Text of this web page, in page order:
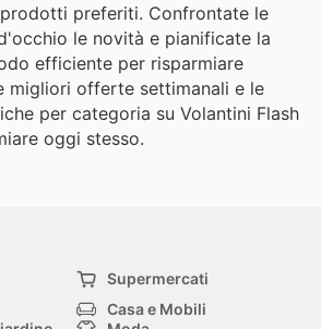
preferiti. Confrontate le
le novità e pianificate la
efficiente per risparmiare
migliori offerte settimanali e le
per categoria su Volantini Flash
oggi stesso.
Supermercati
Casa e Mobili